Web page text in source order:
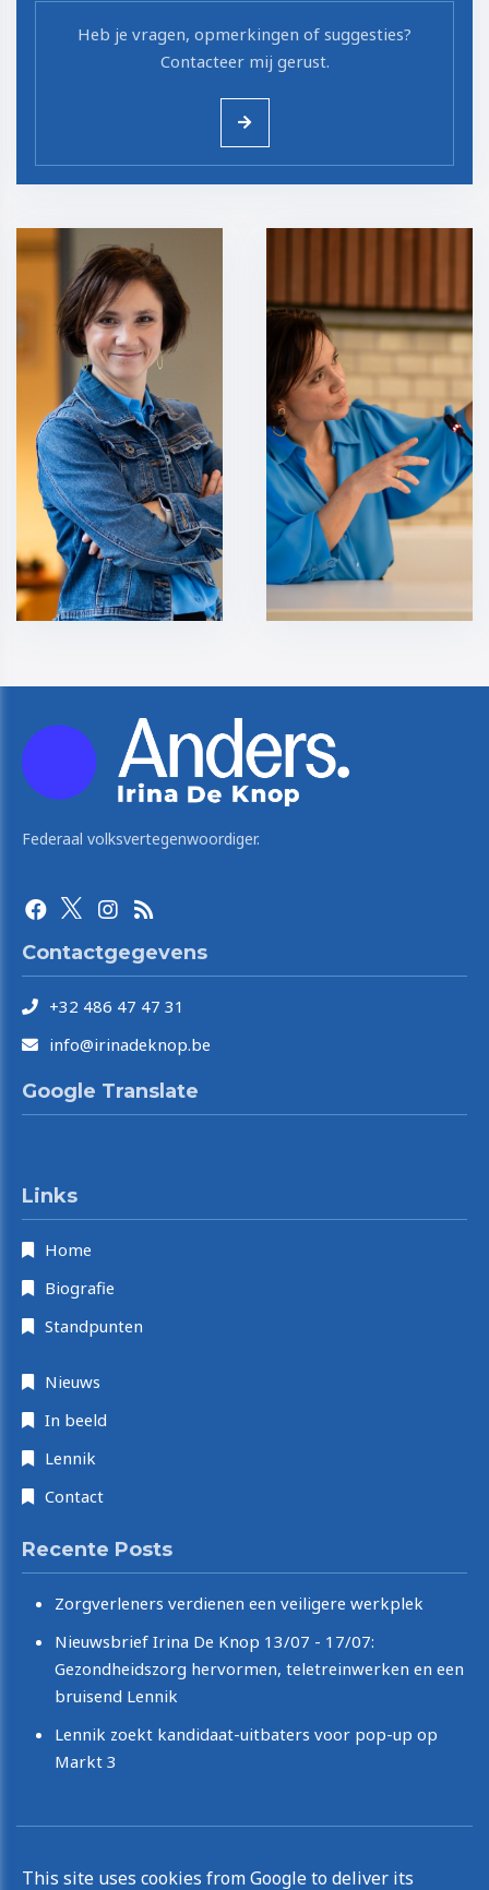
Heb je vragen, opmerkingen of suggesties?
Contacteer mij gerust.
Federaal volksvertegenwoordiger.
Contactgegevens
+32 486 47 47 31
info@irinadeknop.be
Google Translate
Links
Home
Biografie
Standpunten
Nieuws
In beeld
Lennik
Contact
Recente Posts
Zorgverleners verdienen een veiligere werkplek
Nieuwsbrief Irina De Knop 13/07 - 17/07:
Gezondheidszorg hervormen, teletreinwerken en een
bruisend Lennik
Lennik zoekt kandidaat-uitbaters voor pop-up op
Markt 3
This site uses cookies from Google to deliver its